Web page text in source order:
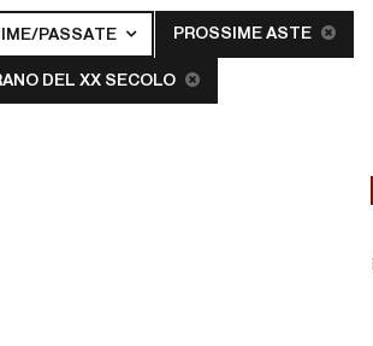
PASSATE PROSSIME ASTE
DEL XX SECOLO